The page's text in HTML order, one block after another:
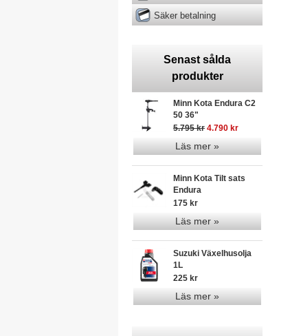
Säker betalning
Senast sålda
produkter
Minn Kota Endura C2
50 36"
5.795 kr 4.790 kr
Läs mer »
Minn Kota Tilt sats
Endura
175 kr
Läs mer »
Suzuki Växelhusolja
1L
225 kr
Läs mer »